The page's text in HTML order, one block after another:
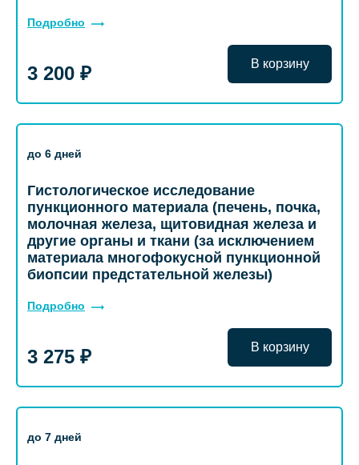
Подробно
3 200 ₽ В корзину
до 6 дней
Гистологическое исследование
пункционного материала (печень, почка,
молочная железа, щитовидная железа и
другие органы и ткани (за исключением
материала многофокусной пункционной
биопсии предстательной железы)
Подробно
3 275 ₽ В корзину
до 7 дней